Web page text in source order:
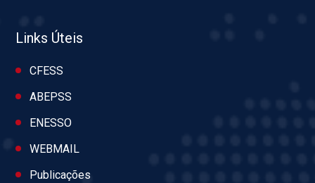
Links Úteis
CFESS
ABEPSS
ENESSO
WEBMAIL
Publicações